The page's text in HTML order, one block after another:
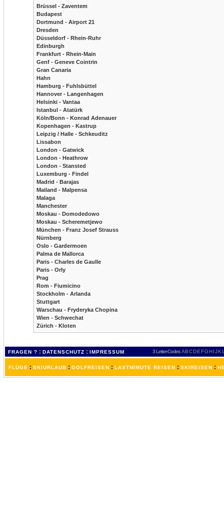
Brüssel - Zaventem
Budapest
Dortmund - Airport 21
Dresden
Düsseldorf - Rhein-Ruhr
Edinburgh
Frankfurt - Rhein-Main
Genf - Geneve Cointrin
Gran Canaria
Hahn
Hamburg - Fuhlsbüttel
Hannover - Langenhagen
Helsinki - Vantaa
Istanbul - Atatürk
Köln/Bonn - Konrad Adenauer
Kopenhagen - Kastrup
Leipzig / Halle - Schkeuditz
Lissabon
London - Gatwick
London - Heathrow
London - Stansted
Luxemburg - Findel
Madrid - Barajas
Mailand - Malpensa
Malaga
Manchester
Moskau - Domodedowo
Moskau - Scheremetjewo
München - Franz Josef Strauss
Nürnberg
Oslo - Gardermoen
Palma de Mallorca
Paris - Charles de Gaulle
Paris - Orly
Prag
Rom - Fiumicino
Stockholm - Arlanda
Stuttgart
Warschau - Fryderyka Chopina
Wien - Schwechat
Zürich - Kloten
FRAGEN ? : DATENSCHUTZ : IMPRESSUM 3 Letter-Codes ABCDEFGH IJKL
FLÜGE : SKIURLAUB : GOLFREISEN : LASTMINUTE REISEN : SKIREISEN :